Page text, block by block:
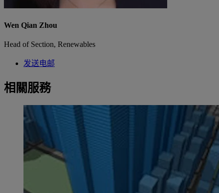
Wen Qian Zhou
Head of Section, Renewables
发送电邮
相關服務